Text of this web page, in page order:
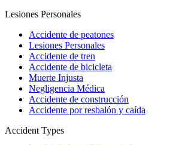
Lesiones Personales
Accidente de peatones
Lesiones Personales
Accidente de tren
Accidente de bicicleta
Muerte Injusta
Negligencia Médica
Accidente de construcción
Accidente por resbalón y caída
Accident Types